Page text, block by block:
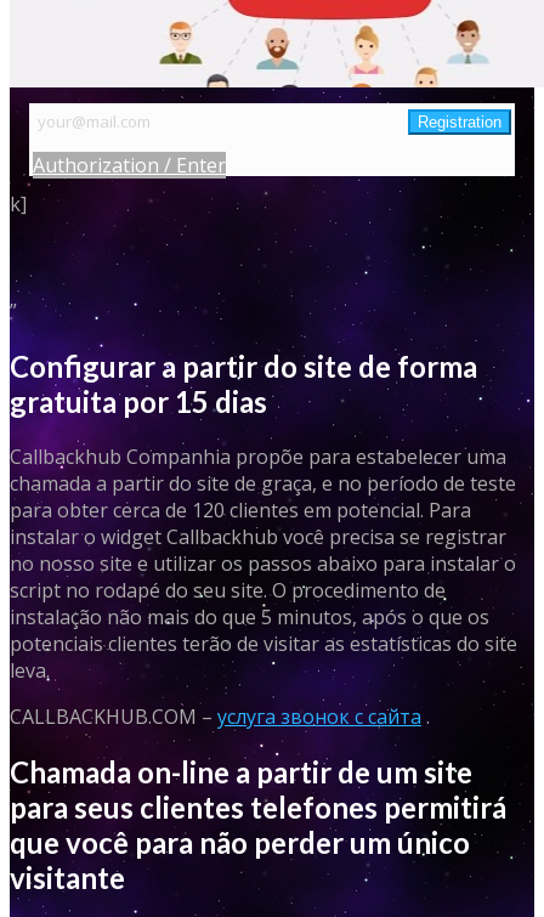
Authorization / Enter
k]
”
Configurar a partir do site de forma
gratuita por 15 dias
Callbackhub Companhia propõe para estabelecer uma
chamada a partir do site de graça, e no período de teste
para obter cerca de 120 clientes em potencial. Para
instalar o widget Callbackhub você precisa se registrar
no nosso site e utilizar os passos abaixo para instalar o
script no rodapé do seu site. O procedimento de
instalação não mais do que 5 minutos, após o que os
potenciais clientes terão de visitar as estatísticas do site
leva.
CALLBACKHUB.COM – услуга звонок с сайта.
Chamada on-line a partir de um site
para seus clientes telefones permitirá
que você para não perder um único
visitante